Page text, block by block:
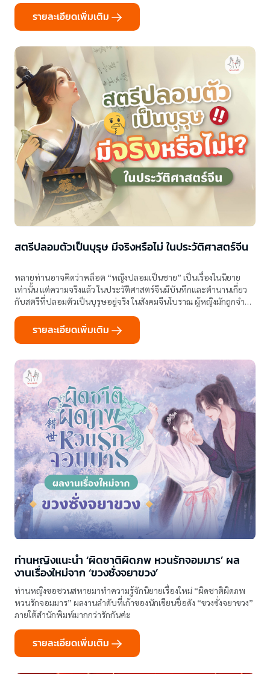
รายละเอียดเพิ่มเติม
สตรีปลอมตัวเป็นบุรุษ มีจริงหรือไม่ ในประวัติศาสตร์จีน
หลายท่านอาจคิดว่าพล็อต “หญิงปลอมเป็นชาย” เป็นเรื่องในนิยาย
เท่านั้น แต่ความจริงแล้ว ในประวัติศาสตร์จีนมีบันทึกและตำนานเกี่ยว
กับสตรีที่ปลอมตัวเป็นบุรุษอยู่จริง ในสังคมจีนโบราณ ผู้หญิงมักถูกจำกัด
รายละเอียดเพิ่มเติม
ท่านหญิงแนะนำ ‘ผิดชาติผิดภพ หวนรักจอมมาร’ ผล
งานเรื่องใหม่จาก ‘ขวงซั่งจยาขวง’
ท่านหญิงขอชวนสหายมาทำความรู้จักนิยายเรื่องใหม่ “ผิดชาติผิดภพ
หวนรักจอมมาร” ผลงานลำดับที่เก้าของนักเขียนชื่อดัง “ขวงซั่งจยาขวง”
ภายใต้สำนักพิมพ์มากกว่ารักกันค่ะ
รายละเอียดเพิ่มเติม